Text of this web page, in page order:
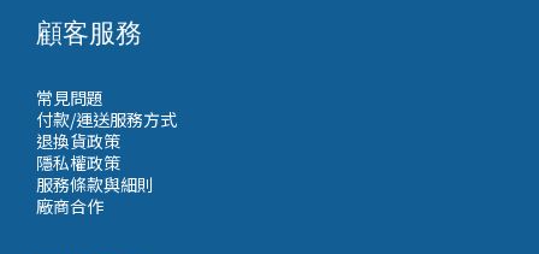
顧客服務
常見問題
付款/運送服務方式
退換貨政策
隱私權政策
服務條款與細則
廠商合作